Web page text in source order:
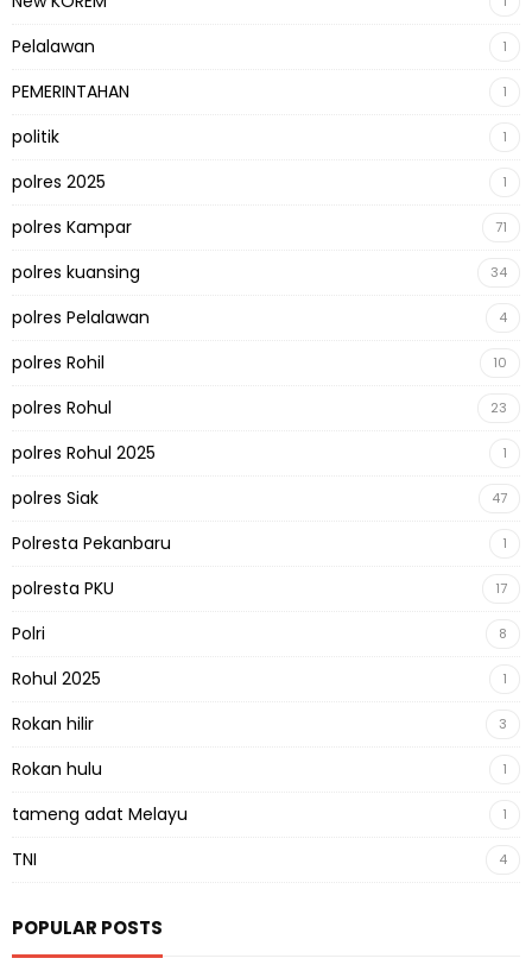
Pelalawan 1
PEMERINTAHAN 1
politik 1
polres 2025 1
polres Kampar 71
polres kuansing 34
polres Pelalawan 4
polres Rohil 10
polres Rohul 23
polres Rohul 2025 1
polres Siak 47
Polresta Pekanbaru 1
polresta PKU 17
Polri 8
Rohul 2025 1
Rokan hilir 3
Rokan hulu 1
tameng adat Melayu 1
TNI 4
POPULAR POSTS